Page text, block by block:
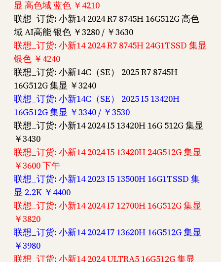
显 高色域 蓝色 ￥4210
联想_订货: 小新14 2024 R7 8745H 16G512G 高色
域 AI高能 银色 ￥3280 / ￥3630
联想_订货: 小新14 2024 R7 8745H 24G1TSSD 集显
银色 ￥4240
联想_订货: 小新14C（SE） 2025 R7 8745H
16G512G 集显 ￥3240
联想_订货: 小新14C（SE） 2025 I5 13420H
16G512G 集显 ￥3340 / ￥3530
联想_订货: 小新14 2024 I5 13420H 16G 512G 集显
￥3430
联想_订货: 小新14 2024 I5 13420H 24G512G 集显
￥3600 下午
联想_订货: 小新14 2023 I5 13500H 16G1TSSD 集
显 2.2K ￥4400
联想_订货: 小新14 2024 I7 12700H 16G512G 集显
￥3820
联想_订货: 小新14 2024 I7 13620H 16G512G 集显
￥3980
联想_订货: 小新14 2024 ULTRA5 16G512G 集显